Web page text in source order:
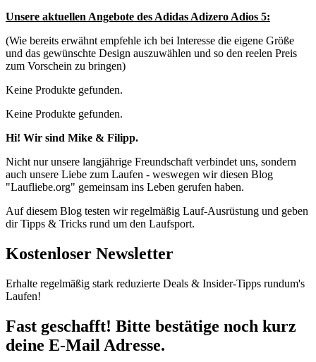
Unsere aktuellen Angebote des Adidas Adizero Adios 5:
(Wie bereits erwähnt empfehle ich bei Interesse die eigene Größe
und das gewünschte Design auszuwählen und so den reelen Preis
zum Vorschein zu bringen)
Keine Produkte gefunden.
Keine Produkte gefunden.
Hi! Wir sind Mike & Filipp.
Nicht nur unsere langjährige Freundschaft verbindet uns, sondern
auch unsere Liebe zum Laufen - weswegen wir diesen Blog
"Laufliebe.org" gemeinsam ins Leben gerufen haben.
Auf diesem Blog testen wir regelmäßig Lauf-Ausrüstung und geben
dir Tipps & Tricks rund um den Laufsport.
Kostenloser Newsletter
Erhalte regelmäßig stark reduzierte Deals & Insider-Tipps rundum's
Laufen!
Fast geschafft! Bitte bestätige noch kurz
deine E-Mail Adresse.